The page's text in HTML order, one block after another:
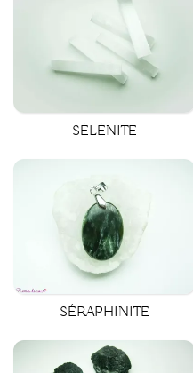
SÉLÉNITE
SÉRAPHINITE